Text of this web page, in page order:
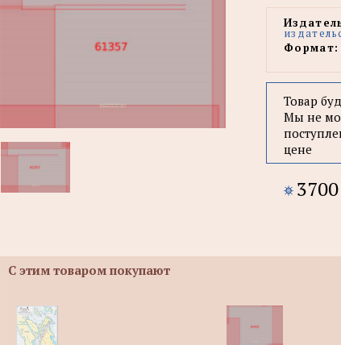
Формат:
Товар
Мы не
цене
3700
С этим товаром покупают